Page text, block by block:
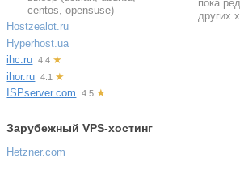
centos, opensuse)
Hostzealot.ru
Hyperhost.ua
ihc.ru
4.4 ★
ihor.ru
4.1 ★
ISPserver.com
4.5 ★
пока
других
Зарубежный VPS-хостинг
Hetzner.com